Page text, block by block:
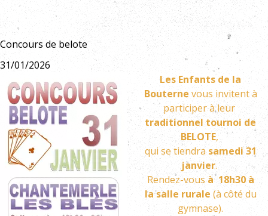
Concours de belote
31/01/2026
Les Enfants de la
Bouterne vous invitent à
participer à leur
traditionnel tournoi de
BELOTE,
qui se tiendra samedi 31
janvier.
Rendez-vous à 18h30 à
lasalle rurale (à côté du
gymnase).